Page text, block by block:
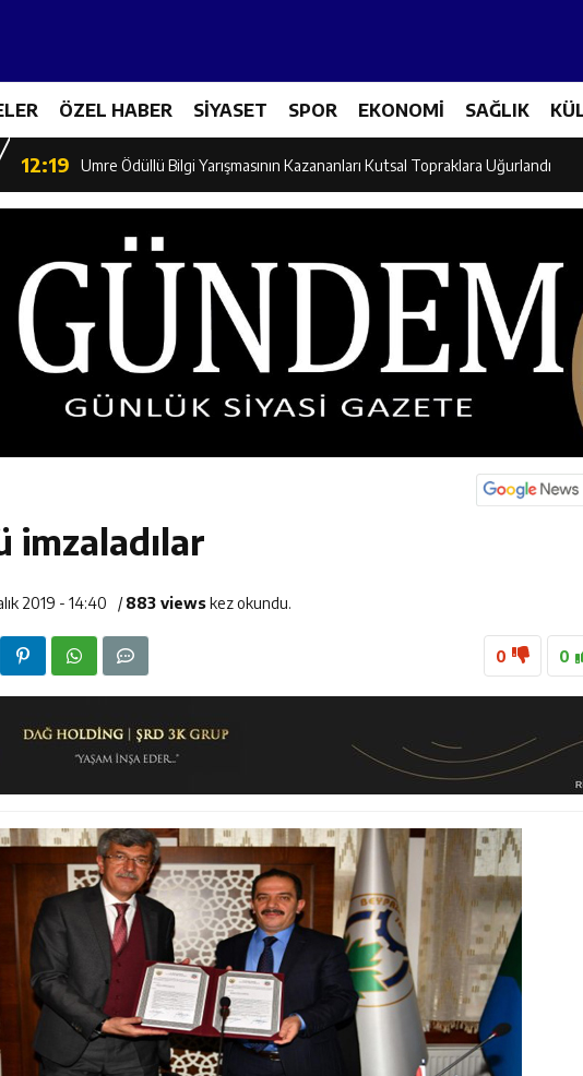
ÖZEL HABER SİYASET SPOR EKONOMİ SAĞLIK
17:03 Erzincan Emniyeti’nden Semt Pazarında Bilgilendirme Faaliyeti
12:19 Umre Ödüllü Bilgi Yarışmasının Kazananları Kutsal Topraklara Uğurlandı
12:17 Üzümlü’de Yaz Akşamlarına Açık Hava Sineması Renk Kattı
12:16 Vali Yardımcıları Canpolat ve Kaya, Mehmet Zengin’in Cenaze Törenine
Geleceğin Hafızlarına Ziyaret: Burhan İşliyen Erzincan’da Kur’an Kursu
ETSO Başkan Adayı Süleyman Tan Üyelerle Buluşmayı Sürdürüyor
12:14 Erzincan’da Aranan 45 Şahıs Yakalandı: 24 Hükümlü Cezaevine Gönderildi
12:13 Erzincan Erkek Tenis Takımı ANALİG’de Yarı Final Biletini Aldı
17:03 Erzincan Emniyeti’nden Semt Pazarında Bilgilendirme Faaliyeti
imzaladılar
2019 - 14:40 /883 viewskez okundu.
0
0